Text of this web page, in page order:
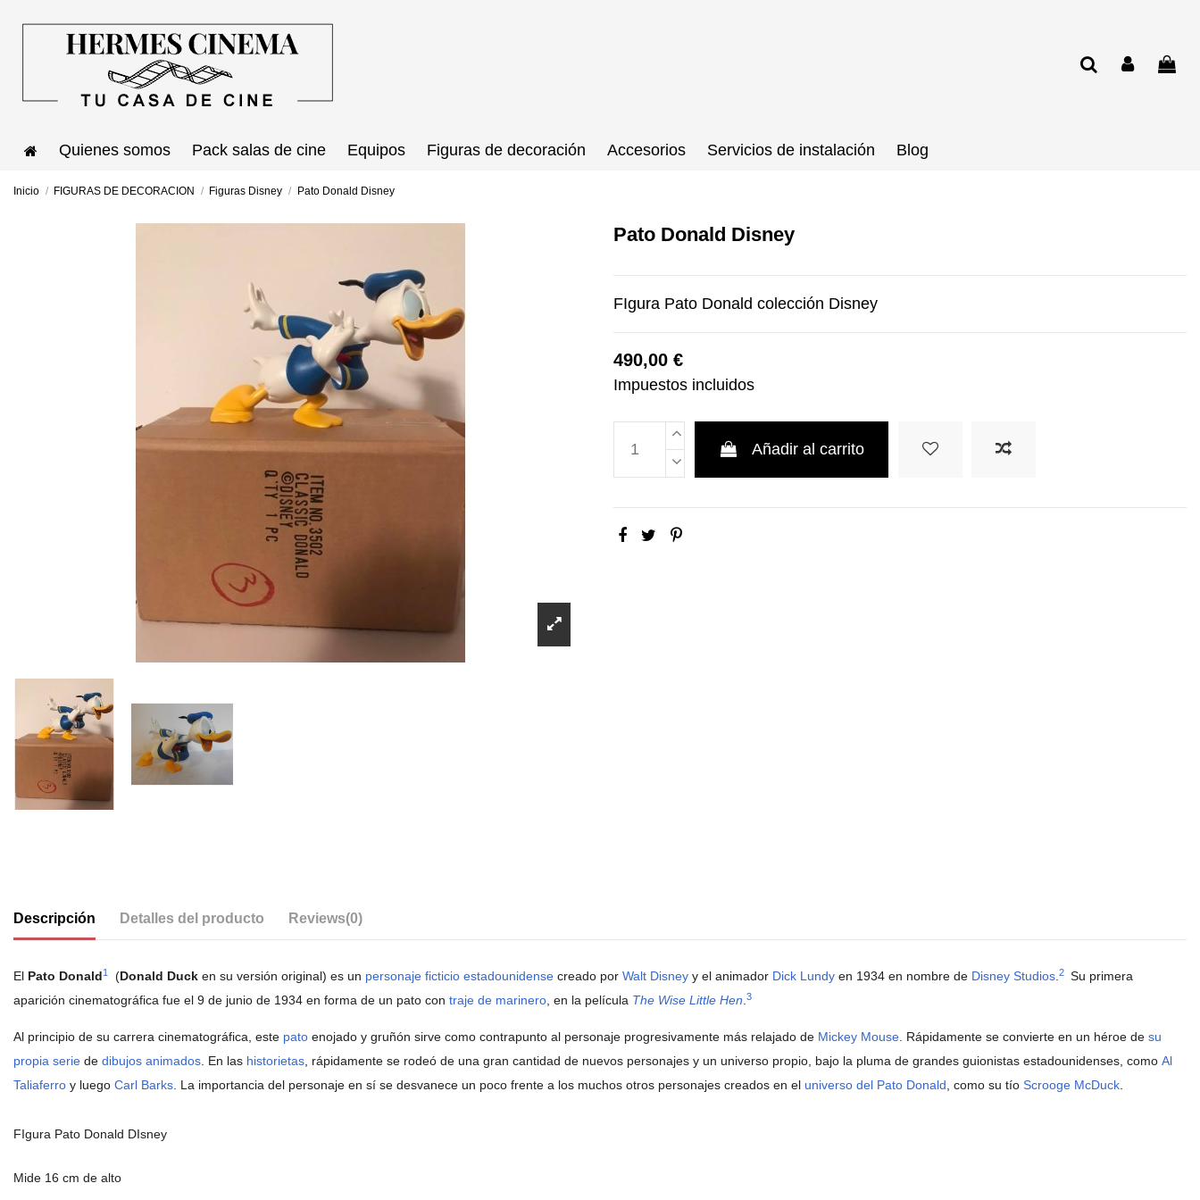
Quienes somos Pack salas de cine Equipos Figuras de decoración Accesorios Servicios de instalación Blog
Inicio FIGURAS DE DECORACION Figuras Disney Pato Donald Disney
Pato Donald Disney
FIgura Pato Donald colección Disney
490,00 €
Impuestos incluidos
Añadir al carrito
Descripción Detalles del producto Reviews(0)
El Pato Donald1 ​ (Donald Ducken su versión original) es un personaje ficticio estadounidensecreado por Walt Disneyy el animador Dick Lundyen 1934 en nombre de Disney Studios.2
​ Su primera
aparición cinematográfica fue el 9 de junio de 1934 en forma de un pato con traje de marinero, en la película The Wise Little Hen.3
Al principio de su carrera cinematográfica, este pato enojado y gruñón sirve como contrapunto al personaje progresivamente más relajado de Mickey Mouse. Rápidamente se convierte en un héroe de su
propia serie de dibujos animados. En las historietas, rápidamente se rodeó de una gran cantidad de nuevos personajes y un universo propio, bajo la pluma de grandes guionistas estadounidenses, como Al
Taliaferro y luego Carl Barks. La importancia del personaje en sí se desvanece un poco frente a los muchos otros personajes creados en el universo del Pato Donald, como su tío Scrooge McDuck.
FIgura Pato Donald DIsney
Mide 16 cm de alto